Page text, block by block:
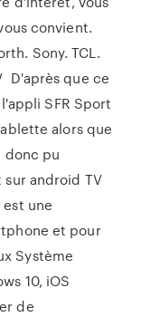
convient.
Sony. TCL.
D'après que ce
SFR Sport
alors que
donc pu
android TV
est une
et pour
Système
10, iOS
de